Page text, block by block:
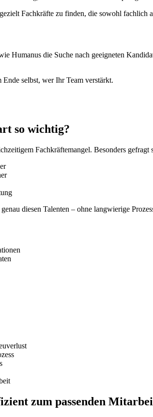
Fachkräfte zu finden, die sowohl fachlich
Humanus die Suche nach geeigneten
selbst, wer Ihr Team verstärkt.
so wichtig?
Fachkräftemangel. Besonders gefragt
diesen Talenten – ohne langwierige
zum passenden